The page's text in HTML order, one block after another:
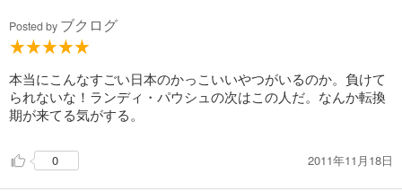
Posted by ブクログ
本当にこんなすごい日本のかっこいいやつがいるのか。負けて
られないな！ランディ・パウシュの次はこの人だ。なんか転換
期が来てる気がする。
0 2011年11月18日